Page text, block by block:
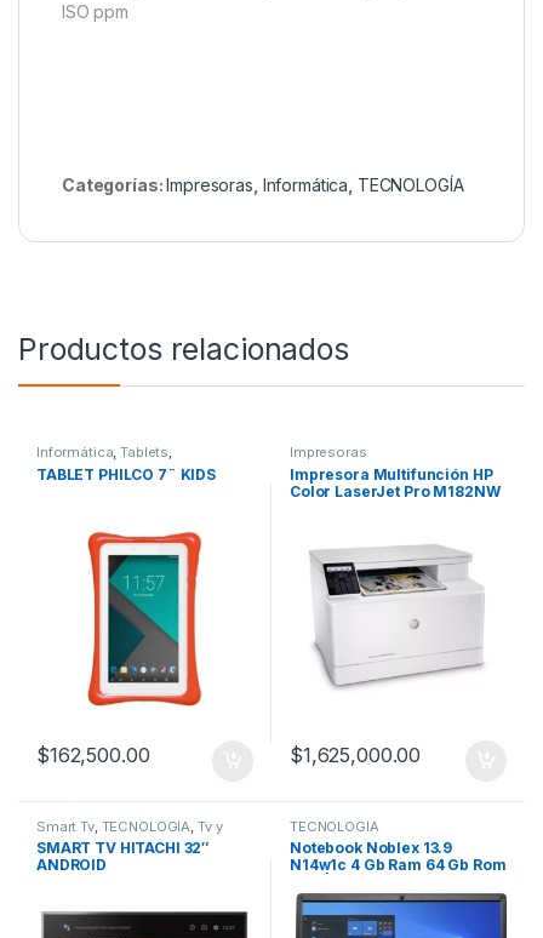
ISO ppm
Categorías:Impresoras Informática TECNOLOGÍA
Productos relacionados
Informática,Tablets,
TECNOLOGÍA
TABLET PHILCO 7¨ KIDS
$162,500.00
Impresoras
Impresora Multifunción HP
Color LaserJet Pro M182NW
$1,625,000.00
Smart Tv, TECNOLOGÍA Tv y
Video
SMART TV HITACHI 32″
ANDROID
TECNOLOGÍA
Notebook Noblex 13.9
N14w1c 4 Gb Ram 64 Gb Rom